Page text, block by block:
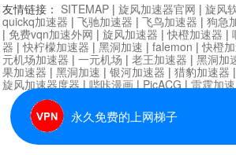
永久免费的上网梯子
友情链接： SITEMAP | 旋风加速器官网 | 旋风
quickq加速器 | 飞驰加速器 | 飞鸟加速器 | 狗急
| 免费vqn加速外网 | 旋风加速器 |快橙加速器 |
器 |快柠檬加速器 | 黑洞加速 | falemon |快橙
元机场加速器 | 一元机场 | 老王加速器 | 黑洞加
果加速器 | 黑洞加速 | 银河加速器 | 猎豹加速器 |
旋风加速器度器|哔咔漫画|PicACG|雷霆加速